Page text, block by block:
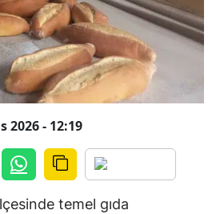
2026 - 12:19
temel gıda